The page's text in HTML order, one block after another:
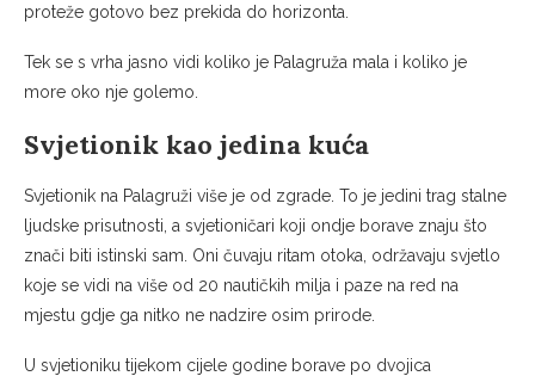
proteže gotovo bez prekida do horizonta.
Tek se s vrha jasno vidi koliko je Palagruža mala i koliko je
more oko nje golemo.
Svjetionik kao jedina kuća
Svjetionik na Palagruži više je od zgrade. To je jedini trag stalne
ljudske prisutnosti, a svjetioničari koji ondje borave znaju što
znači biti istinski sam. Oni čuvaju ritam otoka, održavaju svjetlo
koje se vidi na više od 20 nautičkih milja i paze na red na
mjestu gdje ga nitko ne nadzire osim prirode.
U svjetioniku tijekom cijele godine borave po dvojica